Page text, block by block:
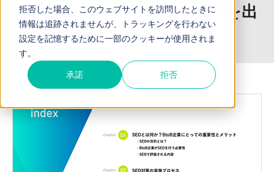
拒否した場合、このウェブサイトを訪問したときに
情報は追跡されませんが、トラッキングを行わない
設定を記憶するために一部のクッキーが使用されま
す。
承諾 拒否
「BtoB企業がSEO対策で成果を出
すポイント」ダウンロード